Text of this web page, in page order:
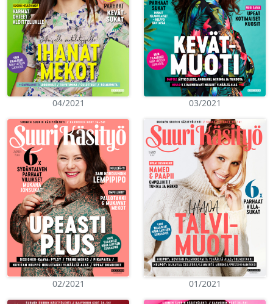
04/2021 03/2021
02/2021 01/2021